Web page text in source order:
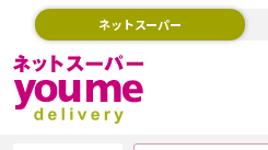
ネットスーパー